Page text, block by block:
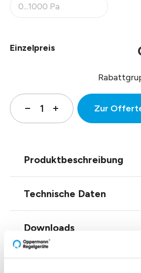
0...1000 Pa
(Diese Option ist zurzeit nicht
Einzelpreis
Zur
Produktbeschreibung
Technische Daten
Downloads